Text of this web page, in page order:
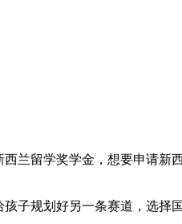
兰留学奖学金，想要申请
子规划好另一条赛道，选